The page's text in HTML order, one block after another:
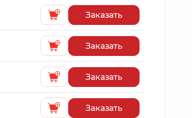
Заказать
Заказать
Заказать
Заказать